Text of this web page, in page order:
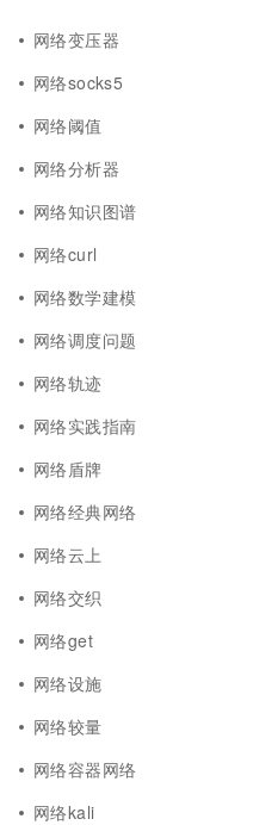
网络变压器
网络socks5
网络阈值
网络分析器
网络知识图谱
网络curl
网络数学建模
网络调度问题
网络轨迹
网络实践指南
网络盾牌
网络经典网络
网络云上
网络交织
网络get
网络设施
网络较量
网络容器网络
网络kali